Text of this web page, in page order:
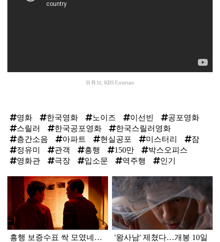
유튜브, KBS Entertain
영화 한국영화 노이즈 이선빈
공포영화
스릴러
한국공포영화
한국스릴러영화
층간소음
아파트 현실공포 미스터리
잠
정유미
관객 흥행 150만
박스오피스
영화관
극장 입소문 역주행 인기
탑
인
흥행 보증수표 싹 모였네…
'왕사남' 제쳤다…개봉 10일